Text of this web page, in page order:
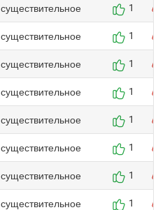
существительное 1
существительное 1
существительное 1
существительное 1
существительное 1
существительное 1
существительное 1
существительное 1